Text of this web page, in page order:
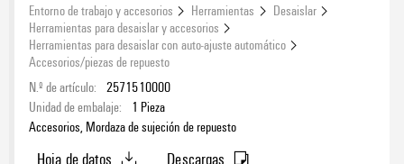
Entorno de trabajo y accesorios Herramientas
Desaislar
Herramientas para desaislar y accesorios
Herramientas para desaislar con auto-ajuste automático
Accesorios/piezas de repuesto
N.º de artículo: 2571510000
Unidad de embalaje:
1 Pieza
Accesorios, Mordaza de sujeción de repuesto
Hoja de datos Descargas